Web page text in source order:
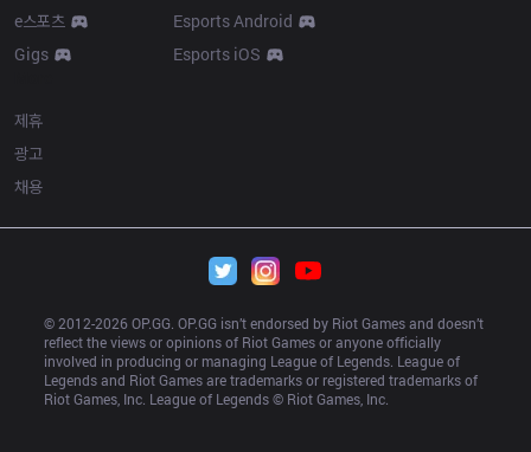
e스포츠
Gigs
Esports Android
Esports iOS
제휴
광고
채용
© 2012-2026 OP.GG. OP.GG isn’t endorsed by Riot Games and doesn’t
reflect the views or opinions of Riot Games or anyone officially
involved in producing or managing League of Legends. League of
Legends and Riot Games are trademarks or registered trademarks of
Riot Games, Inc. League of Legends © Riot Games, Inc.